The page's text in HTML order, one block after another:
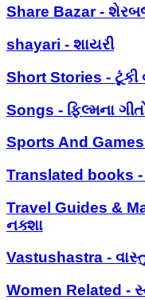
Share Bazar -
shayari - શાયરી
Short Stories - ટૂંકી
Songs - ફિલ્મના
Sports And
Translated books
Travel Guides &
નક્શા
Vastushastra -
Women Related -